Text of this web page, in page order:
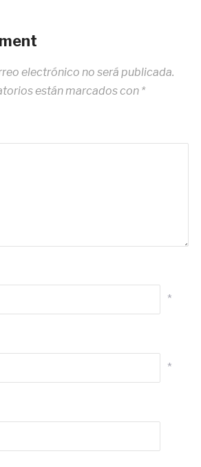
electrónico no será publicada.
están marcados con *
*
*